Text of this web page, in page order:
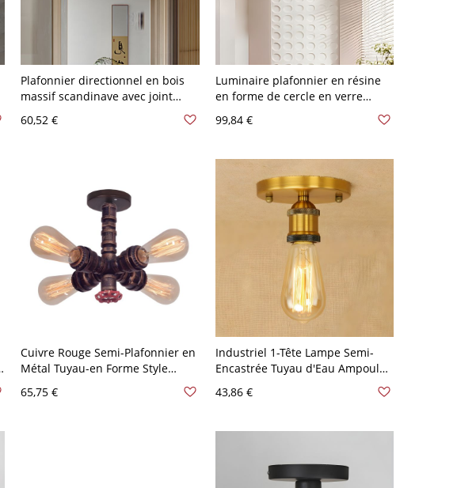
Plafonnier directionnel en bois
massif scandinave avec joint
rotatif en laiton - Bois 110 V-120
V
60,52 €
Luminaire plafonnier en résine
en forme de cercle en verre
moderne pour chambre - Rouge
110 V-120 V
99,84 €
Cuivre Rouge Semi-Plafonnier en
Métal Tuyau-en Forme Style
Industriel à 4 Ampoules - Cuivre
Rouge 110 V-120 V
65,75 €
Industriel 1-Tête Lampe Semi-
Encastrée Tuyau d'Eau Ampoule
Nue Semi-Plafonnier Métallique -
Bronze 110 V-120 V
43,86 €